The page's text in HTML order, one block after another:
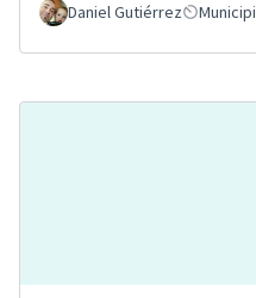
Daniel Gutiérrez Municipi